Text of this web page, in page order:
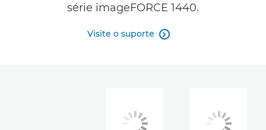
série imageFORCE 1440.
Visite o suporte 